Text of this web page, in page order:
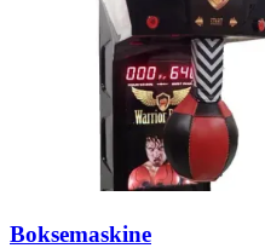
Boksemaskine